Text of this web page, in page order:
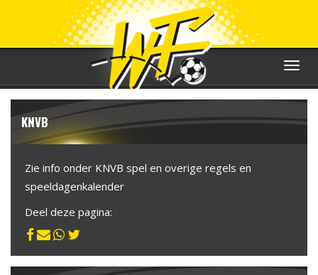
Toggle
KNVB
Zie info onder KNVB spel en overige regels en
speeldagenkalender
Deel deze pagina: